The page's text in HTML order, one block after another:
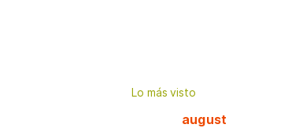
Lo más visto
august